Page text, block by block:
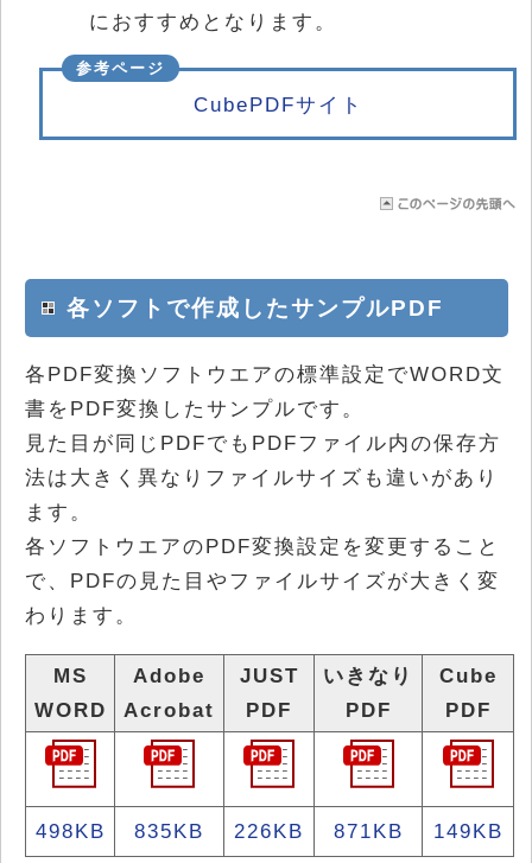
におすすめとなります。
CubePDFサイト
各ソフトで作成したサンプルPDF
各PDF変換ソフトウエアの標準設定でWORD文
書をPDF変換したサンプルです。
見た目が同じPDFでもPDFファイル内の保存方
法は大きく異なりファイルサイズも違いがあり
ます。
各ソフトウエアのPDF変換設定を変更すること
で、PDFの見た目やファイルサイズが大きく変
わります。
MS
WORD
Adobe
Acrobat
JUST
PDF
いきなり
PDF
Cube
PDF
498KB 835KB 226KB 871KB 149KB